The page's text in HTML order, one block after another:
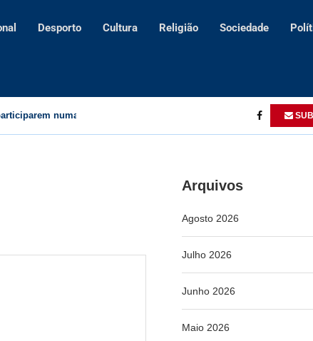
Desporto Cultura Religião Sociedade
numa acção de direitos humanos Angola defende
Arquivos
Agosto 2026
Julho 2026
Junho 2026
Maio 2026